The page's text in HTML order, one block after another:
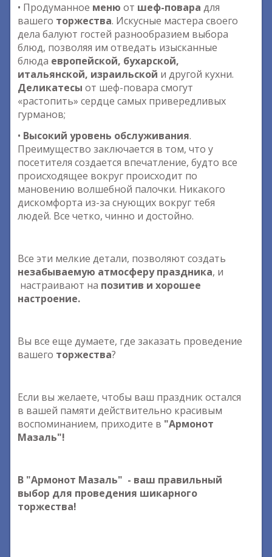
• Продуманное меню от шеф-повара для
вашего торжества. Искусные мастера своего
дела балуют гостей разнообразием выбора
блюд, позволяя им отведать изысканные
блюда европейской, бухарской,
итальянской, израильской и другой кухни.
Деликатесы от шеф-повара смогут
«растопить» сердце самых привередливых
гурманов;
• Высокий уровень обслуживания.
Преимущество заключается в том, что у
посетителя создается впечатление, будто все
происходящее вокруг происходит по
мановению волшебной палочки. Никакого
дискомфорта из-за снующих вокруг тебя
людей. Все четко, чинно и достойно.
Все эти мелкие детали, позволяют создать
незабываемую атмосферу праздника, и
настраивают на позитив и хорошее
настроение.
Вы все еще думаете, где заказать проведение
вашего торжества?
Если вы желаете, чтобы ваш праздник остался
в вашей памяти действительно красивым
воспоминанием, приходите в "Армонот
Мазаль"!
В "Армонот Мазаль" - ваш правильный
выбор для проведения шикарного
торжества!